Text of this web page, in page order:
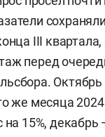
III
перед
Октябрь
же месяца 2024
на 15%, декабрь